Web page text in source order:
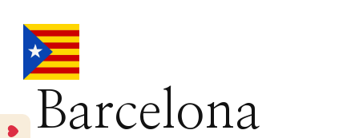
Barcelona